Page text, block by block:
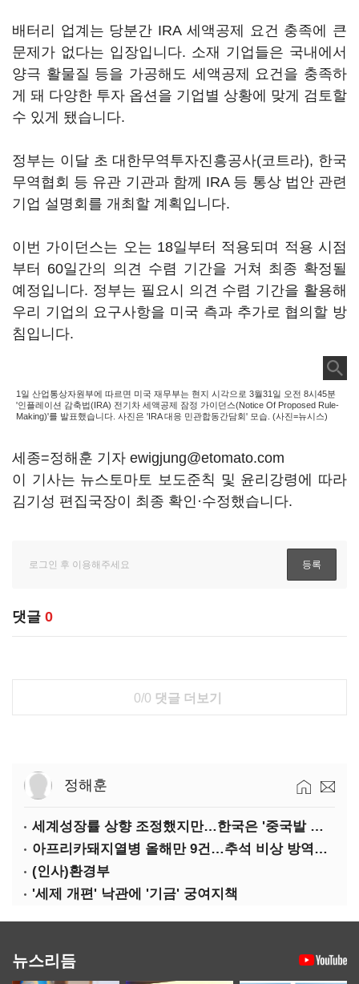
배터리 업계는 당분간 IRA 세액공제 요건 충족에 큰
문제가 없다는 입장입니다. 소재 기업들은 국내에서
양극 활물질 등을 가공해도 세액공제 요건을 충족하
게 돼 다양한 투자 옵션을 기업별 상황에 맞게 검토할
수 있게 됐습니다.
정부는 이달 초 대한무역투자진흥공사(코트라), 한국
무역협회 등 유관 기관과 함께 IRA 등 통상 법안 관련
기업 설명회를 개최할 계획입니다.
이번 가이던스는 오는 18일부터 적용되며 적용 시점
부터 60일간의 의견 수렴 기간을 거쳐 최종 확정될
예정입니다. 정부는 필요시 의견 수렴 기간을 활용해
우리 기업의 요구사항을 미국 측과 추가로 협의할 방
침입니다.
1일 산업통상자원부에 따르면 미국 재무부는 현지 시각으로 3월31일 오전 8시45분
'인플레이션 감축법(IRA) 전기차 세액공제 잠정 가이던스(Notice Of Proposed Rule-
Making)'를 발표했습니다. 사진은 'IRA 대응 민관합동간담회' 모습. (사진=뉴시스)
세종=정해훈 기자 ewigjung@etomato.com
이 기사는 뉴스토마토 보도준칙 및 윤리강령에 따라
김기성 편집국장이 최종 확인·수정했습니다.
댓글 0
0/0 댓글 더보기
정해훈
세계성장률 상향 조정했지만…한국은 '중국발 살얼음판'
아프리카돼지열병 올해만 9건…추석 비상 방역에 '총력'
(인사)환경부
'세제 개편' 낙관에 '기금' 궁여지책
뉴스리듬